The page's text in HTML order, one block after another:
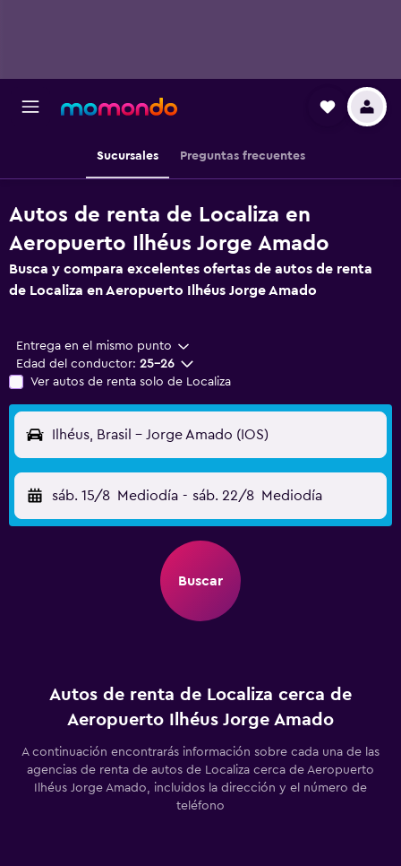
Sucursales Preguntas frecuentes
Autos de renta de Localiza en
Aeropuerto Ilhéus Jorge Amado
Busca y compara excelentes ofertas de autos de renta
de Localiza en Aeropuerto Ilhéus Jorge Amado
Entrega en el mismo punto
Edad del conductor: 25-26
Ver autos de renta solo de Localiza
Ilhéus, Brasil - Jorge Amado (IOS)
sáb. 15/8 Mediodía - sáb. 22/8 Mediodía
Buscar
Autos de renta de Localiza cerca de
Aeropuerto Ilhéus Jorge Amado
A continuación encontrarás información sobre cada una de las
agencias de renta de autos de Localiza cerca de Aeropuerto
Ilhéus Jorge Amado, incluidos la dirección y el número de
teléfono